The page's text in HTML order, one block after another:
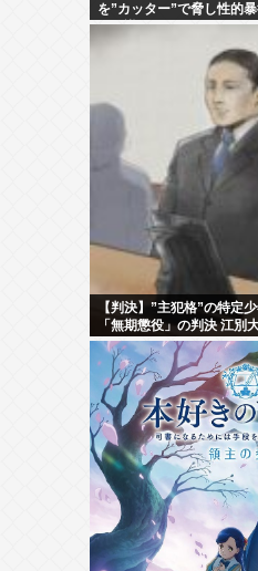
を”カッター”で脅し性的
に面識なし
【判決】”主犯格”の特定
「無期懲役」の判決 江別